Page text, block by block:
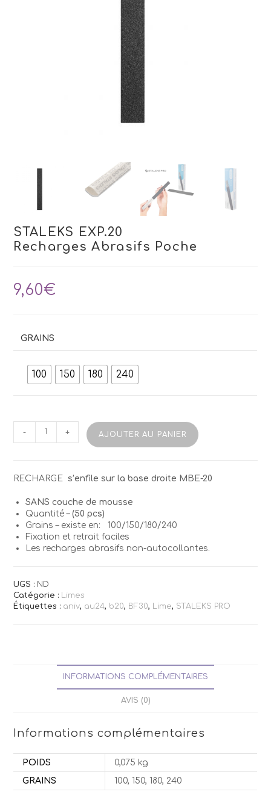
STALEKS EXP.20
Recharges Abrasifs Poche
9,60€
GRAINS
100 150 180 240
quantité
Poche
- + AJOUTER AU PANIER
RECHARGE s’enfile sur la base droite MBE-20
SANS couche de mousse
Quantité –(50 pcs)
Grains – existe en: 100/150/180/240
Fixation et retrait faciles
Les recharges abrasifs non-autocollantes.
UGS : ND
Catégorie : Limes
Étiquettes : aniv, au24, b20, BF30, Lime, STALEKS PRO
INFORMATIONS COMPLÉMENTAIRES
AVIS (0)
Informations complémentaires
POIDS
0,075 kg
GRAINS
100, 150, 180, 240